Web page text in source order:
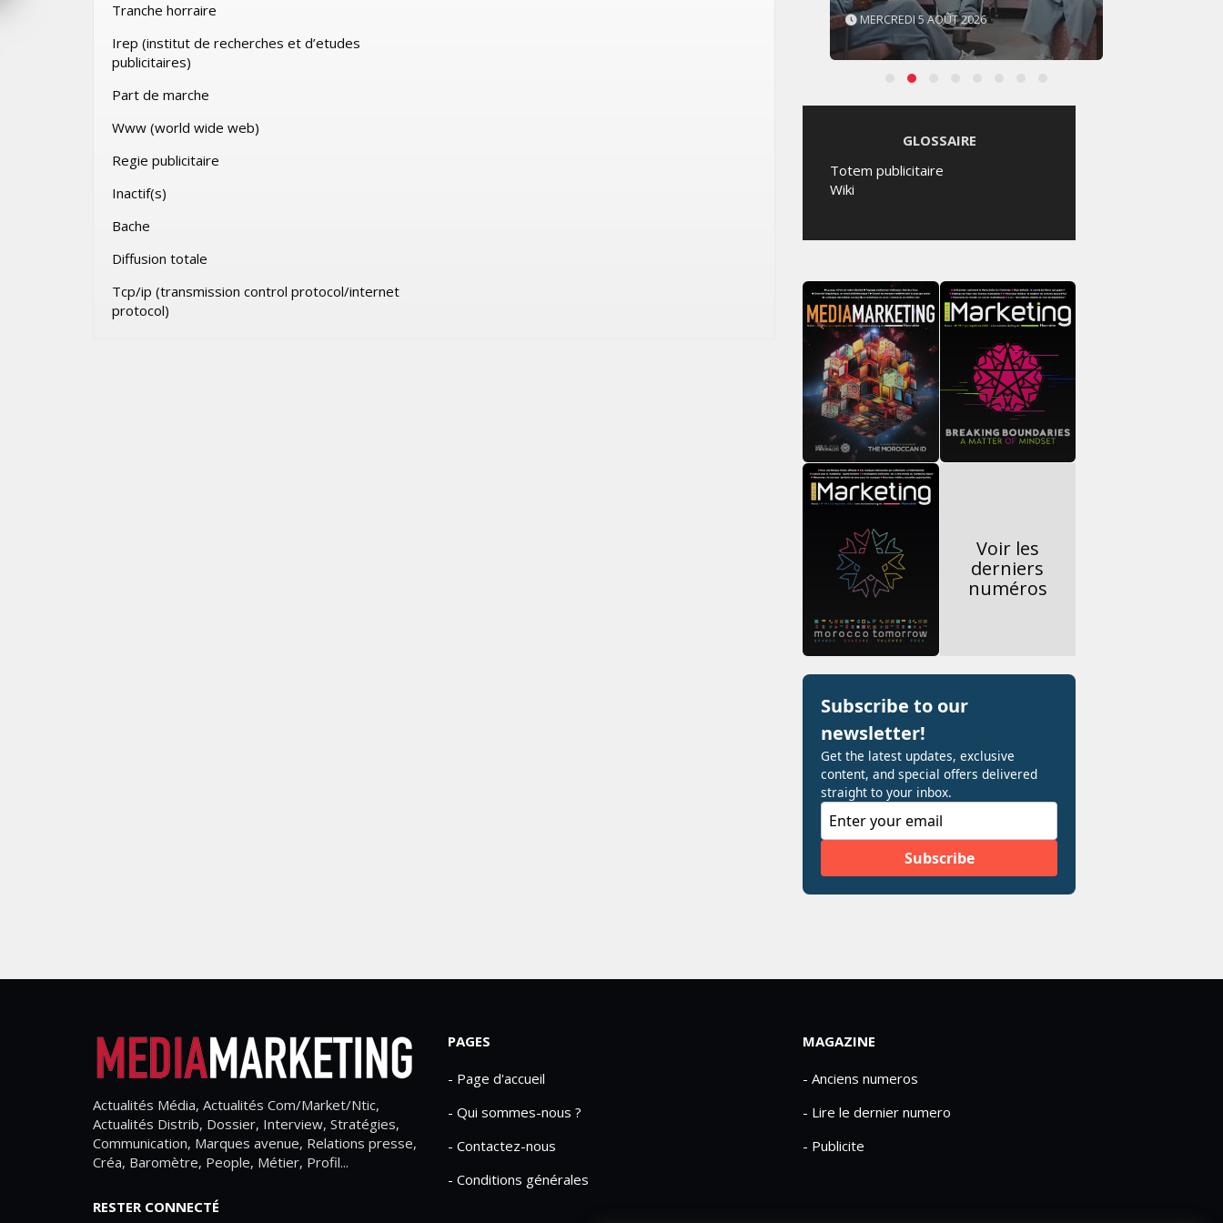
Tranche horraire
Irep (institut de recherches et d’etudes
publicitaires)
Part de marche
Www (world wide web)
Regie publicitaire
Inactif(s)
Bache
Diffusion totale
Tcp/ip (transmission control protocol/internet
protocol)
JEUDI 30 JUILLET 2026 MERCREDI 5 AOÛT 2026
GLOSSAIRE
Totem publicitaire
Wiki
Voir les
derniers
numéros
Actualités Média, Actualités Com/Market/Ntic,
Actualités Distrib, Dossier, Interview, Stratégies,
Communication, Marques avenue, Relations presse,
Créa, Baromètre, People, Métier, Profil...
RESTER CONNECTÉ
PAGES
- Page d'accueil
- Qui sommes-nous ?
- Contactez-nous
- Conditions générales
MAGAZINE
- Anciens numeros
- Lire le dernier numero
- Publicite